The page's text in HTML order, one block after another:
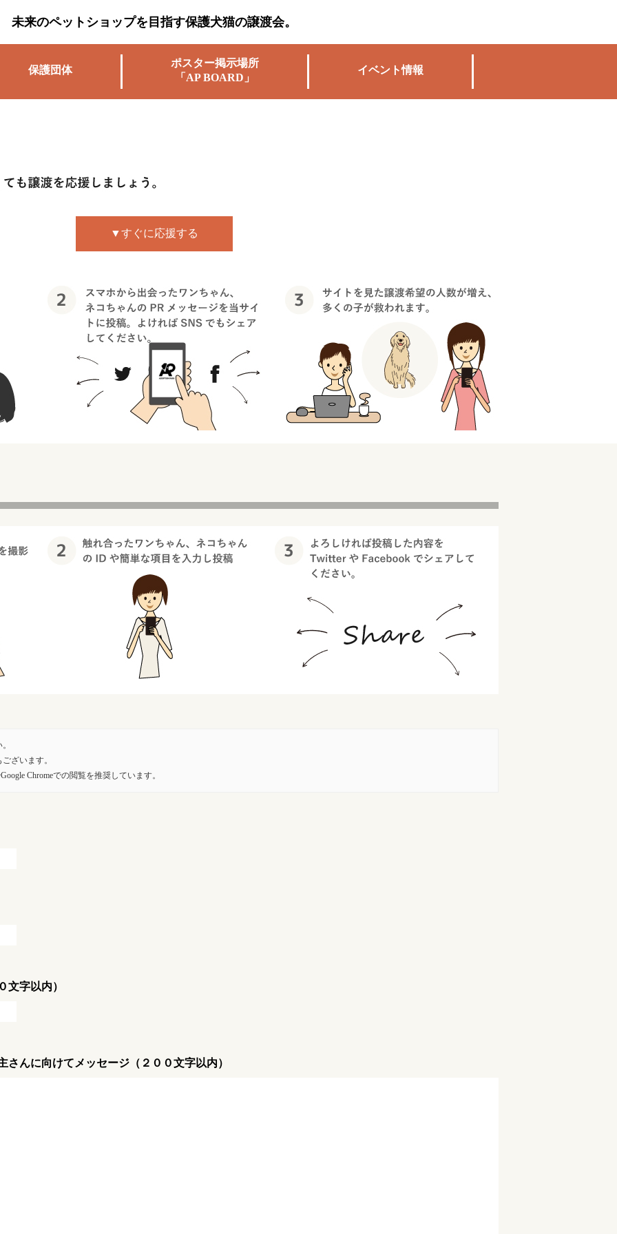
未来のペットショップを目指す保護犬猫の譲渡会。
保護団体
ポスター掲示場所
「AP BOARD」
イベント情報
▼すぐに応援する
ざいます。
Chromeでの閲覧を推奨しています。
文字以内）
んに向けてメッセージ（２００文字以内）